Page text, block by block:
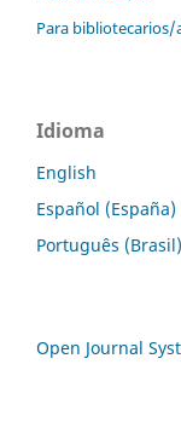
Para bibliotecarios/
Idioma
English
Español (España)
Português (Brasil)
Open Journal